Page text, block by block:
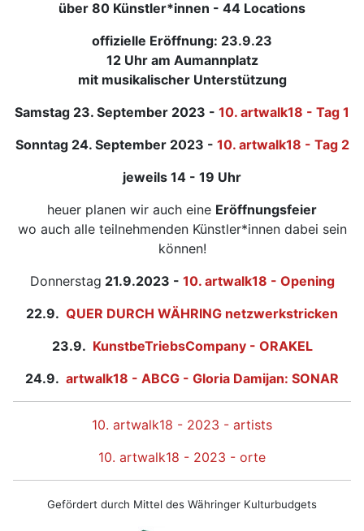
über 80 Künstler*innen - 44 Locations
offizielle Eröffnung: 23.9.23
12 Uhr am Aumannplatz
mit musikalischer Unterstützung
Samstag 23. September 2023 - 10. artwalk18 - Tag 1
Sonntag 24. September 2023 - 10. artwalk18 - Tag 2
jeweils 14 - 19 Uhr
heuer planen wir auch eine Eröffnungsfeier
wo auch alle teilnehmenden Künstler*innen dabei sein
können!
Donnerstag 21.9.2023 - 10. artwalk18 - Opening
22.9. QUER DURCH WÄHRING netzwerkstricken
23.9. KunstbeTriebsCompany - ORAKEL
24.9. artwalk18 - ABCG - Gloria Damijan: SONAR
10. artwalk18 - 2023 - artists
10. artwalk18 - 2023 - orte
Gefördert durch Mittel des Währinger Kulturbudgets